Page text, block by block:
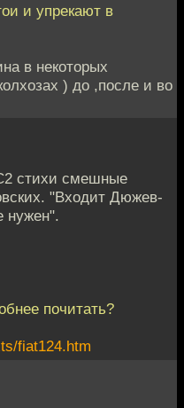
и упрекают в
в некоторых
) до ,после и во
стихи смешные
"Входит Дюжев-
нужен".
почитать?
fiat124.htm